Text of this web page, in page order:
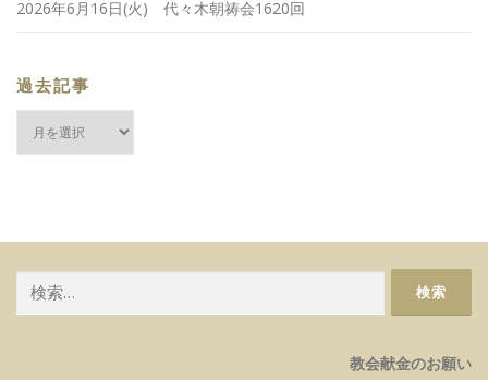
2026年6月16日(火) 代々木朝祷会1620回
過去記事
索:
教会献金のお願い